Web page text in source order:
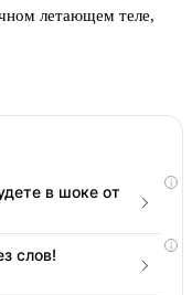
летающем теле,
i
в шоке от
i
слов!